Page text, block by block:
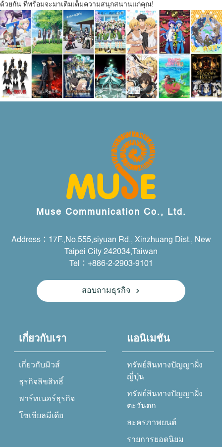
ด้วยกัน ที่พร้อมจะมาเติมเต็มความสนุกสนานแก่คุณ!
Muse Communication Co., Ltd.
Address：17F.,No.555,siyuan Rd., Xinzhuang Dist., New
Taipei City 242034,Taiwan
Tel：+886-2-2903-9101
สอบถามธุรกิจ
เกี่ยวกับเรา
เกี่ยวกับมิวส์
ธุรกิจลิขสิทธิ์
พาร์ทเนอร์ธุรกิจ
โซเชียลมีเดีย
แอนิเมชัน
ทรัพย์สินทางปัญญาฝั่ง
ญี่ปุ่น
ทรัพย์สินทางปัญญาฝั่ง
ตะวันตก
ละครภาพยนต์
รายการยอดนิยม